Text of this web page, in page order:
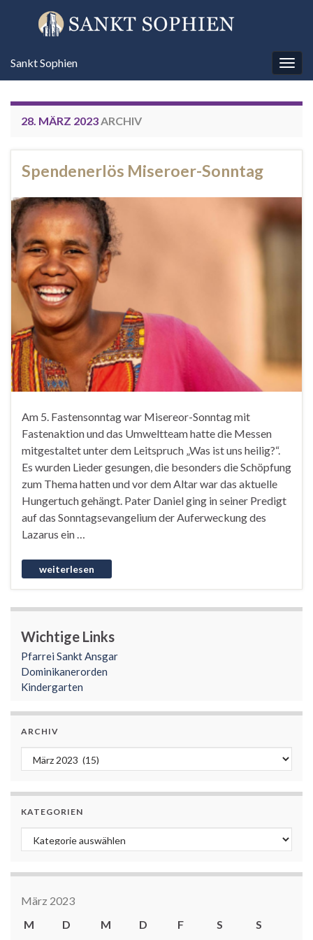
Sankt Sophien
28. MÄRZ 2023ARCHIV
Spendenerlös Miseroer-Sonntag
Am 5. Fastensonntag war Misereor-Sonntag mit
Fastenaktion und das Umweltteam hatte die Messen
mitgestaltet unter dem Leitspruch „Was ist uns heilig?“.
Es wurden Lieder gesungen, die besonders die Schöpfung
zum Thema hatten und vor dem Altar war das aktuelle
Hungertuch gehängt. Pater Daniel ging in seiner Predigt
auf das Sonntagsevangelium der Auferweckung des
Lazarus ein …
Wichtige Links
Pfarrei Sankt Ansgar
Dominikanerorden
Kindergarten
ARCHIV
Archiv
KATEGORIEN
Kategorien
März 2023
M
D M D F S
S